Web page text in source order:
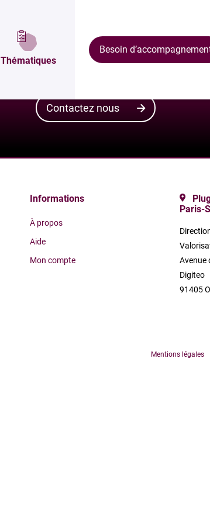
Thématiques
Besoin
Vous avez un besoin et vous souhaitez
de recherche publique ? Renseignez les
Contactez nous
Informations
À propos
Aide
Mon compte
Paris-
Avenue
Digiteo
91405
Mentions légales